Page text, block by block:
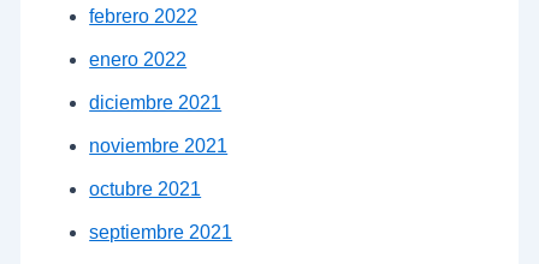
febrero 2022
enero 2022
diciembre 2021
noviembre 2021
octubre 2021
septiembre 2021